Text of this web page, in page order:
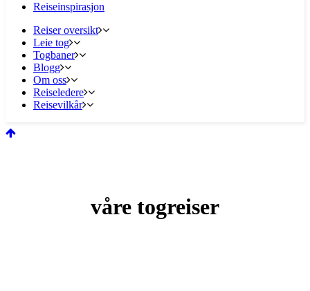
Reiseinspirasjon
Reiser oversikt
Leie tog
Togbaner
Blogg
Om oss
Reiseledere
Reisevilkår
våre togreiser